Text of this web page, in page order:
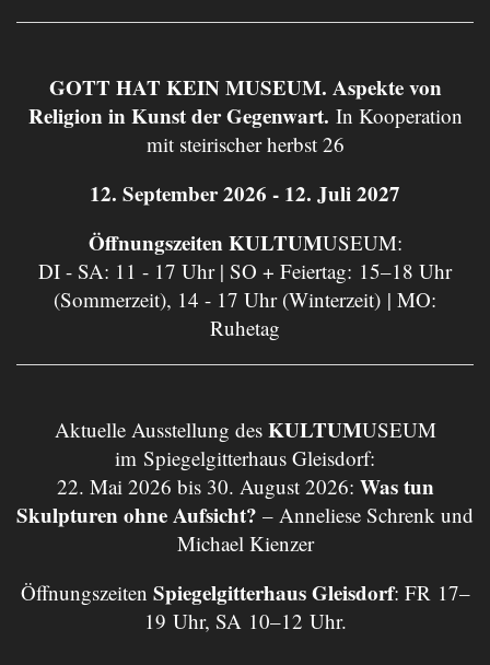
GOTT HAT KEIN MUSEUM. Aspekte von
Religion in Kunst der Gegenwart. In Kooperation
mit steirischer herbst 26
12. September 2026 - 12. Juli 2027
Öffnungszeiten KULTUMUSEUM:
DI - SA: 11 - 17 Uhr | SO + Feiertag: 15–18 Uhr
(Sommerzeit), 14 - 17 Uhr (Winterzeit) | MO:
Ruhetag
Aktuelle Ausstellung des KULTUMUSEUM
im Spiegelgitterhaus Gleisdorf:
22. Mai 2026 bis 30. August 2026: Was tun
Skulpturen ohne Aufsicht? – Anneliese Schrenk und
Michael Kienzer
Öffnungszeiten Spiegelgitterhaus Gleisdorf: FR 17–
19 Uhr, SA 10–12 Uhr.